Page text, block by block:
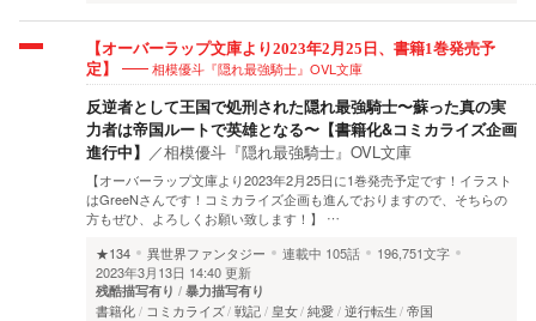
【オーバーラップ文庫より2023年2月25日、書籍1巻発売予
定】
相模優斗『隠れ最強騎士』OVL文庫
反逆者として王国で処刑された隠れ最強騎士〜蘇った真の実
力者は帝国ルートで英雄となる〜【書籍化&コミカライズ企画
進行中】 ／相模優斗『隠れ最強騎士』OVL文庫
【オーバーラップ文庫より2023年2月25日に1巻発売予定です！イラスト
はGreeNさんです！コミカライズ企画も進んでおりますので、そちらの
方もぜひ、よろしくお願い致します！】 …
★134
異世界ファンタジー 連載中 105話
196,751文字
2023年3月13日 14:40 更新
残酷描写有り 暴力描写有り
書籍化 コミカライズ 戦記 皇女 純愛 逆行転生 帝国